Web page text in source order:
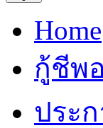
Main menu
Home
กู้ชีพ
ประ